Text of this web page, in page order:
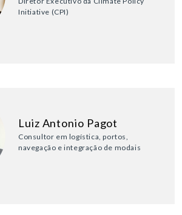
Initiative (CPI)
Luiz Antonio Pagot
Consultor em logística, portos,
navegação e integração de modais